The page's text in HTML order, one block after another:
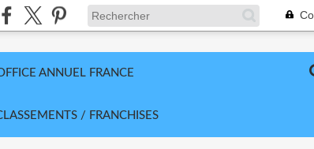
ANNUEL FRANCE
/ FRANCHISES